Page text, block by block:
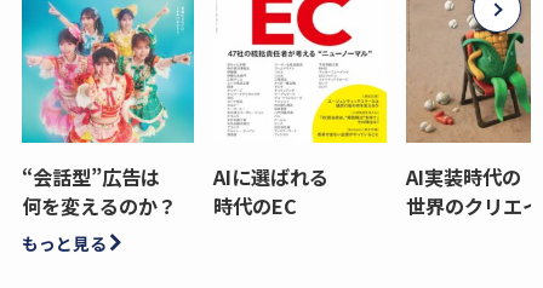
“会話型”広告は
何を変えるのか？
AIに選ばれる
時代のEC
AI実装時代の
世界のクリエ
もっと見る